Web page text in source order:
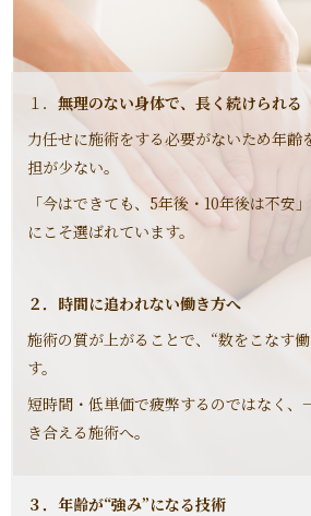
１． 無理のない身体で、長く続けられる
力任せに施術をする必要がないため年齢
担が少ない。
「今はできても、5年後・10年後は不安
にこそ選ばれています。
２．時間に追われない働き方へ
施術の質が上がることで、“数をこなす
す。
短時間・低単価で疲弊するのではなく、
き合える施術へ。
３．年齢が“強み”になる技術